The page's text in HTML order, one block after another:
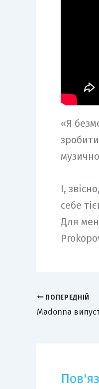
«Я
І,
себе
Для
ПОПЕРЕДНІЙ